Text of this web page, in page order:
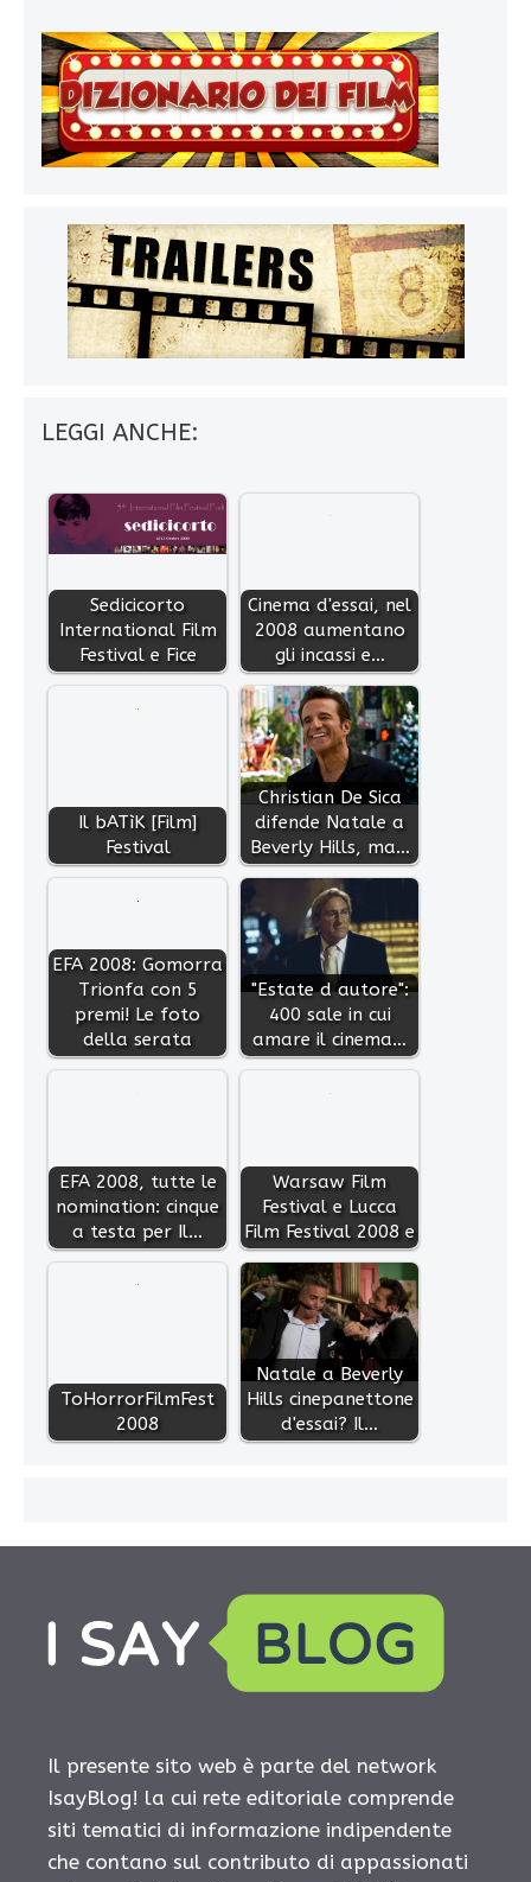
LEGGI ANCHE:
Sedicicorto
International Film
Festival e Fice
Cinema d'essai, nel
2008 aumentano
gli incassi e…
Il bATìK [Film]
Festival
Christian De Sica
difende Natale a
Beverly Hills, ma…
EFA 2008: Gomorra
Trionfa con 5
premi! Le foto
della serata
"Estate d autore":
400 sale in cui
amare il cinema…
EFA 2008, tutte le
nomination: cinque
a testa per Il…
Warsaw Film
Festival e Lucca
Film Festival 2008 e
ToHorrorFilmFest
2008
Natale a Beverly
Hills cinepanettone
d'essai? Il…
Il presente sito web è parte del network
IsayBlog! la cui rete editoriale comprende
siti tematici di informazione indipendente
che contano sul contributo di appassionati